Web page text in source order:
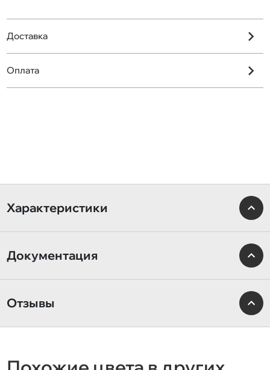
Доставка
Оплата
Характеристики
Документация
Отзывы